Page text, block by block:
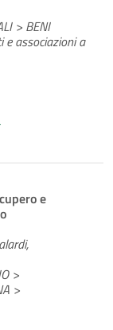
> BENI
e associazioni a
e
>
>